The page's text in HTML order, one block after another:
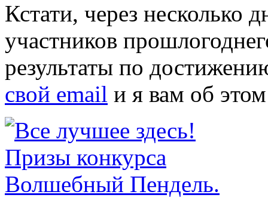
Кстати, через несколько
участников
результаты по
свой email и я вам об